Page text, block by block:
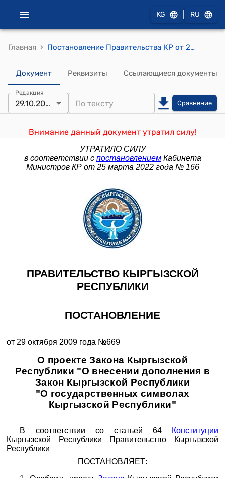
KG RU
Главная › Постановление Правительства КР от 29 октября 2009 года №669 "О проекте Закона Кыргызской Республики "О внесении дополнения в Закон Кыргызской Республики "О государственных символах Кыргызской Республики"
Документ Реквизиты Ссылающиеся документы
Редакция
29.10.2009 Сравнение
Внимание данный документ утратил силу!